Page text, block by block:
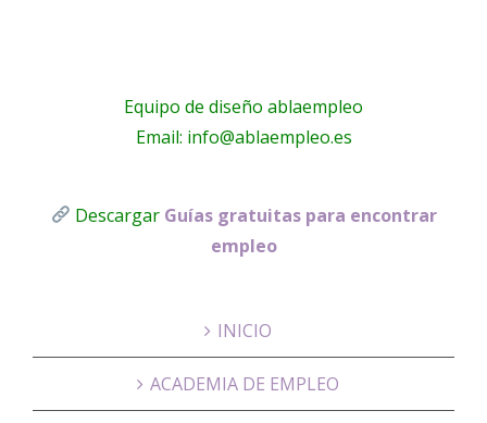
Equipo de diseño ablaempleo
Email: info@ablaempleo.es
Descargar Guías gratuitas para encontrar
empleo
INICIO
ACADEMIA DE EMPLEO